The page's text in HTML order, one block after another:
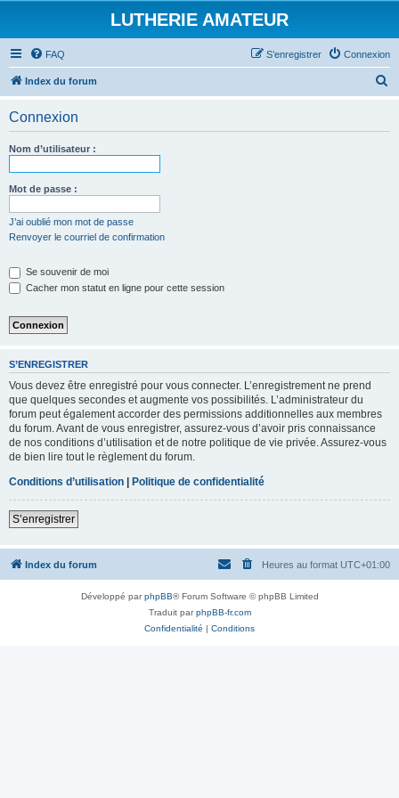
LUTHERIE AMATEUR
FAQ Connexion
S’enregistrer
Index du forum
Connexion
Nom d’utilisateur :
Mot de passe :
J’ai oublié mon mot de passe
Renvoyer le courriel de confirmation
Se souvenir de moi
Cacher mon statut en ligne pour cette session
S’ENREGISTRER
Vous devez être enregistré pour vous connecter. L’enregistrement ne prend
que quelques secondes et augmente vos possibilités. L’administrateur du
forum peut également accorder des permissions additionnelles aux membres
du forum. Avant de vous enregistrer, assurez-vous d’avoir pris connaissance
de nos conditions d’utilisation et de notre politique de vie privée. Assurez-vous
de bien lire tout le règlement du forum.
Conditions d’utilisation | Politique de confidentialité
S’enregistrer
Index du forum Heures au format UTC+01:00
Développé parphpBB® Forum Software © phpBB Limited
Traduit parphpBB-fr.com
Confidentialité | Conditions